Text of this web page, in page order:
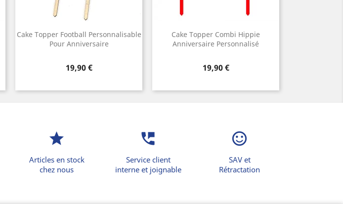
Cake Topper Football Personnalisable
Pour Anniversaire
Prix
19,90 €
Cake Topper Combi Hippie
Anniversaire Personnalisé
Prix
19,90 €
star
Articles en stock
chez nous
perm_phone_msg
Service client
interne et joignable
sentiment_satisfied_alt
SAV et
Rétractation